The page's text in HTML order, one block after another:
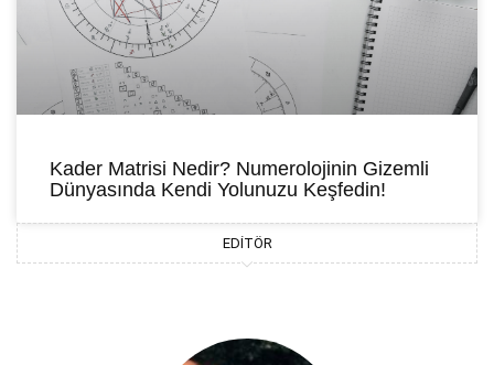
Kader Matrisi Nedir? Numerolojinin Gizemli
Dünyasında Kendi Yolunuzu Keşfedin!
EDITÖR